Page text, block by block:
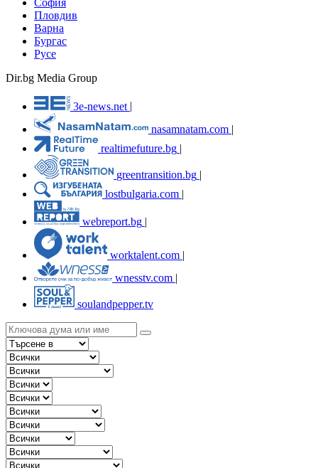
София
Пловдив
Варна
Бургас
Русе
Dir.bg Media Group
3e-news.net
nasamnatam.com |
realtimefuture.bg |
greentransition.bg |
lostbulgaria.com |
webreport.bg
worktalent.com |
wnesstv.com |
soulandpepper.tv